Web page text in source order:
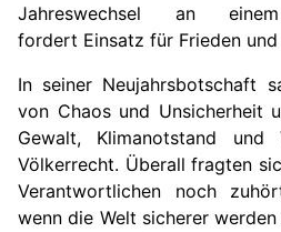
Jahreswechsel an
fordert Einsatz für Frieden
In seiner Neujahrsbotschaft
von Chaos und Unsicherheit
Gewalt, Klimanotstand und
Völkerrecht. Überall fragten
Verantwortlichen noch
wenn die Welt sicherer